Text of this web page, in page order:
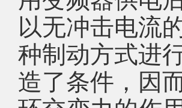
以无冲击电流
种制动方式进
造了条件，因